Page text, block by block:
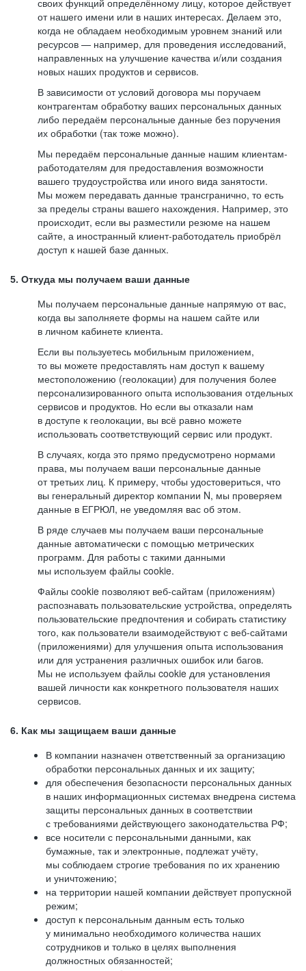
своих функций определённому лицу, которое действует
от нашего имени или в наших интересах. Делаем это,
когда не обладаем необходимым уровнем знаний или
ресурсов — например, для проведения исследований,
направленных на улучшение качества и/или создания
новых наших продуктов и сервисов.
В зависимости от условий договора мы поручаем
контрагентам обработку ваших персональных данных
либо передаём персональные данные без поручения
их обработки (так тоже можно).
Мы передаём персональные данные нашим клиентам-
работодателям для предоставления возможности
вашего трудоустройства или иного вида занятости.
Мы можем передавать данные трансгранично, то есть
за пределы страны вашего нахождения. Например, это
происходит, если вы разместили резюме на нашем
сайте, а иностранный клиент-работодатель приобрёл
доступ к нашей базе данных.
5. Откуда мы получаем ваши данные
Мы получаем персональные данные напрямую от вас,
когда вы заполняете формы на нашем сайте или
в личном кабинете клиента.
Если вы пользуетесь мобильным приложением,
то вы можете предоставлять нам доступ к вашему
местоположению (геолокации) для получения более
персонализированного опыта использования отдельных
сервисов и продуктов. Но если вы отказали нам
в доступе к геолокации, вы всё равно можете
использовать соответствующий сервис или продукт.
В случаях, когда это прямо предусмотрено нормами
права, мы получаем ваши персональные данные
от третьих лиц. К примеру, чтобы удостовериться, что
вы генеральный директор компании N, мы проверяем
данные в ЕГРЮЛ, не уведомляя вас об этом.
В ряде случаев мы получаем ваши персональные
данные автоматически с помощью метрических
программ. Для работы с такими данными
мы используем файлы cookie.
Файлы cookie позволяют веб-сайтам (приложениям)
распознавать пользовательские устройства, определять
пользовательские предпочтения и собирать статистику
того, как пользователи взаимодействуют с веб-сайтами
(приложениями) для улучшения опыта использования
или для устранения различных ошибок или багов.
Мы не используем файлы cookie для установления
вашей личности как конкретного пользователя наших
сервисов.
6. Как мы защищаем ваши данные
В компании назначен ответственный за организацию
обработки персональных данных и их защиту;
для обеспечения безопасности персональных данных
в наших информационных системах внедрена система
защиты персональных данных в соответствии
с требованиями действующего законодательства РФ;
все носители с персональными данными, как
бумажные, так и электронные, подлежат учёту,
мы соблюдаем строгие требования по их хранению
и уничтожению;
на территории нашей компании действует пропускной
режим;
доступ к персональным данным есть только
у минимально необходимого количества наших
сотрудников и только в целях выполнения
должностных обязанностей;